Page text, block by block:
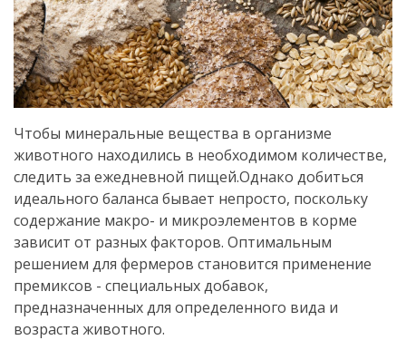
Чтобы минеральные вещества в организме
животного находились в необходимом количестве,
следить за ежедневной пищей.Однако добиться
идеального баланса бывает непросто, поскольку
содержание макро- и микроэлементов в корме
зависит от разных факторов. Оптимальным
решением для фермеров становится применение
премиксов - специальных добавок,
предназначенных для определенного вида и
возраста животного.